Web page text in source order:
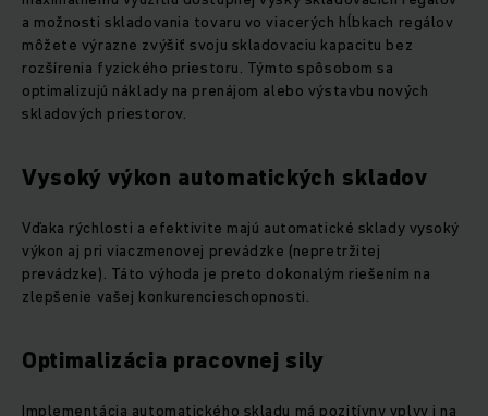
a možnosti skladovania tovaru vo viacerých hĺbkach regálov
môžete výrazne zvýšiť svoju skladovaciu kapacitu bez
rozšírenia fyzického priestoru. Týmto spôsobom sa
optimalizujú náklady na prenájom alebo výstavbu nových
skladových priestorov.
Vysoký výkon automatických skladov
Vďaka rýchlosti a efektivite majú automatické sklady vysoký
výkon aj pri viaczmenovej prevádzke (nepretržitej
prevádzke). Táto výhoda je preto dokonalým riešením na
zlepšenie vašej konkurencieschopnosti.
Optimalizácia pracovnej sily
Implementácia automatického skladu má pozitívny vplyv i na